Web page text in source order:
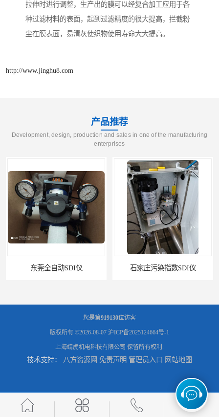
拉伸时进行调整，生产出的膜可以经复合加工应用于各
种过滤材料的表面，起到过滤精度的很大提高，拦截粉
尘在膜表面，易清灰使织物使用寿命大大提高。
http://www.jinghu8.com
产品推荐
Development, design, production and sales in one of the manufacturing
enterprises
东莞全自动SDI仪 石家庄污染指数SDI仪
智能二氧化硫污染指数测定仪规格 美国罗迪SDI- 4-A自动SDI仪在线分析仪污染指数仪
您是第919130位访客
版权所有 ©2026-08-07 沪ICP备2025124664号-1
上海靖虎机电科技有限公司 保留所有权利.
技术支持： 八方资源网 免责声明 管理员入口 网站地图